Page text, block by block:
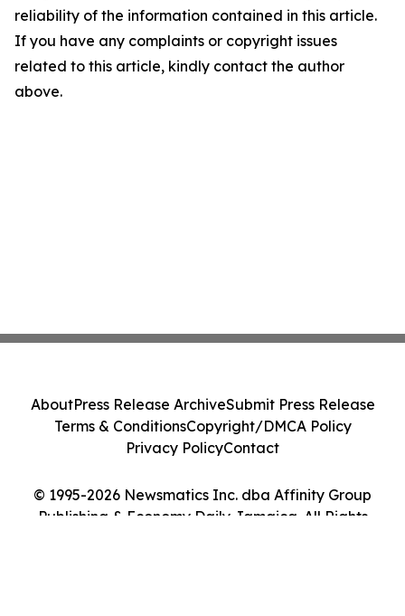
reliability of the information contained in this article.
If you have any complaints or copyright issues
related to this article, kindly contact the author
above.
© 1995-2026 Newsmatics Inc. dba Affinity Group
Publishing & Economy Daily Jamaica. All Rights
AboutPress Release ArchiveSubmit Press Release
Terms & ConditionsCopyright/DMCA Policy
Privacy PolicyContact